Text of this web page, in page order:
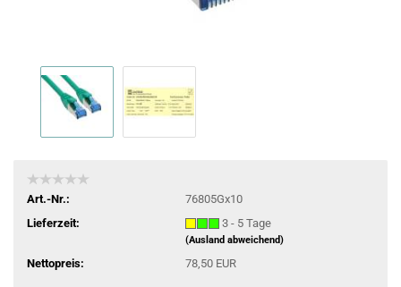
Art.-Nr.:
76805Gx10
Lieferzeit:
3 - 5 Tage
(Ausland abweichend)
Nettopreis: 78,50 EUR